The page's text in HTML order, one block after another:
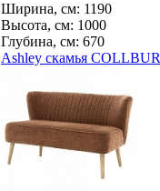
Ширина, см: 1190
Высота, см: 1000
Глубина, см: 670
Ashley скамья